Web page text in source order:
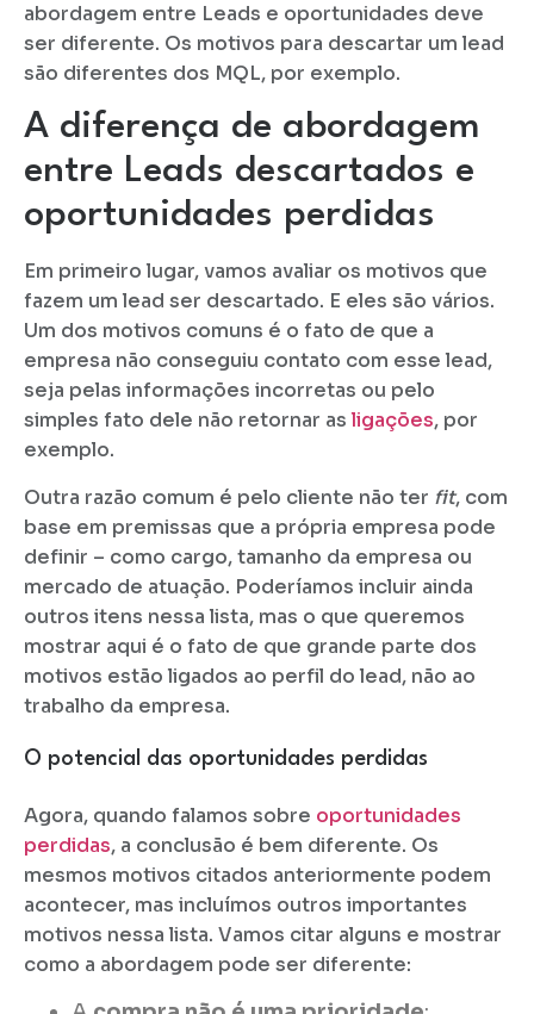
abordagem entre Leads e oportunidades deve
ser diferente. Os motivos para descartar um lead
são diferentes dos MQL, por exemplo.
A diferença de abordagem
entre Leads descartados e
oportunidades perdidas
Em primeiro lugar, vamos avaliar os motivos que
fazem um lead ser descartado. E eles são vários.
Um dos motivos comuns é o fato de que a
empresa não conseguiu contato com esse lead,
seja pelas informações incorretas ou pelo
simples fato dele não retornar asligações, por
exemplo.
Outra razão comum é pelo cliente não ter fit, com
base em premissas que a própria empresa pode
definir – como cargo, tamanho da empresa ou
mercado de atuação. Poderíamos incluir ainda
outros itens nessa lista, mas o que queremos
mostrar aqui é o fato de que grande parte dos
motivos estão ligados ao perfil do lead, não ao
trabalho da empresa.
O potencial das oportunidades perdidas
Agora, quando falamos sobre oportunidades
perdidas, a conclusão é bem diferente. Os
mesmos motivos citados anteriormente podem
acontecer, mas incluímos outros importantes
motivos nessa lista. Vamos citar alguns e mostrar
como a abordagem pode ser diferente: